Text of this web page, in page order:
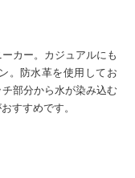
カー。カジュアルにも
。防水革を使用してお
部分から水が染み込む
すすめです。